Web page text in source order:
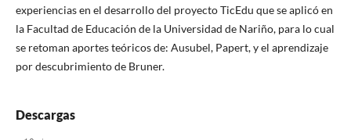
experiencias en el desarrollo del proyecto TicEdu que se aplicó en
la Facultad de Educación de la Universidad de Nariño, para lo cual
se retoman aportes teóricos de: Ausubel, Papert, y el aprendizaje
por descubrimiento de Bruner.
Descargas